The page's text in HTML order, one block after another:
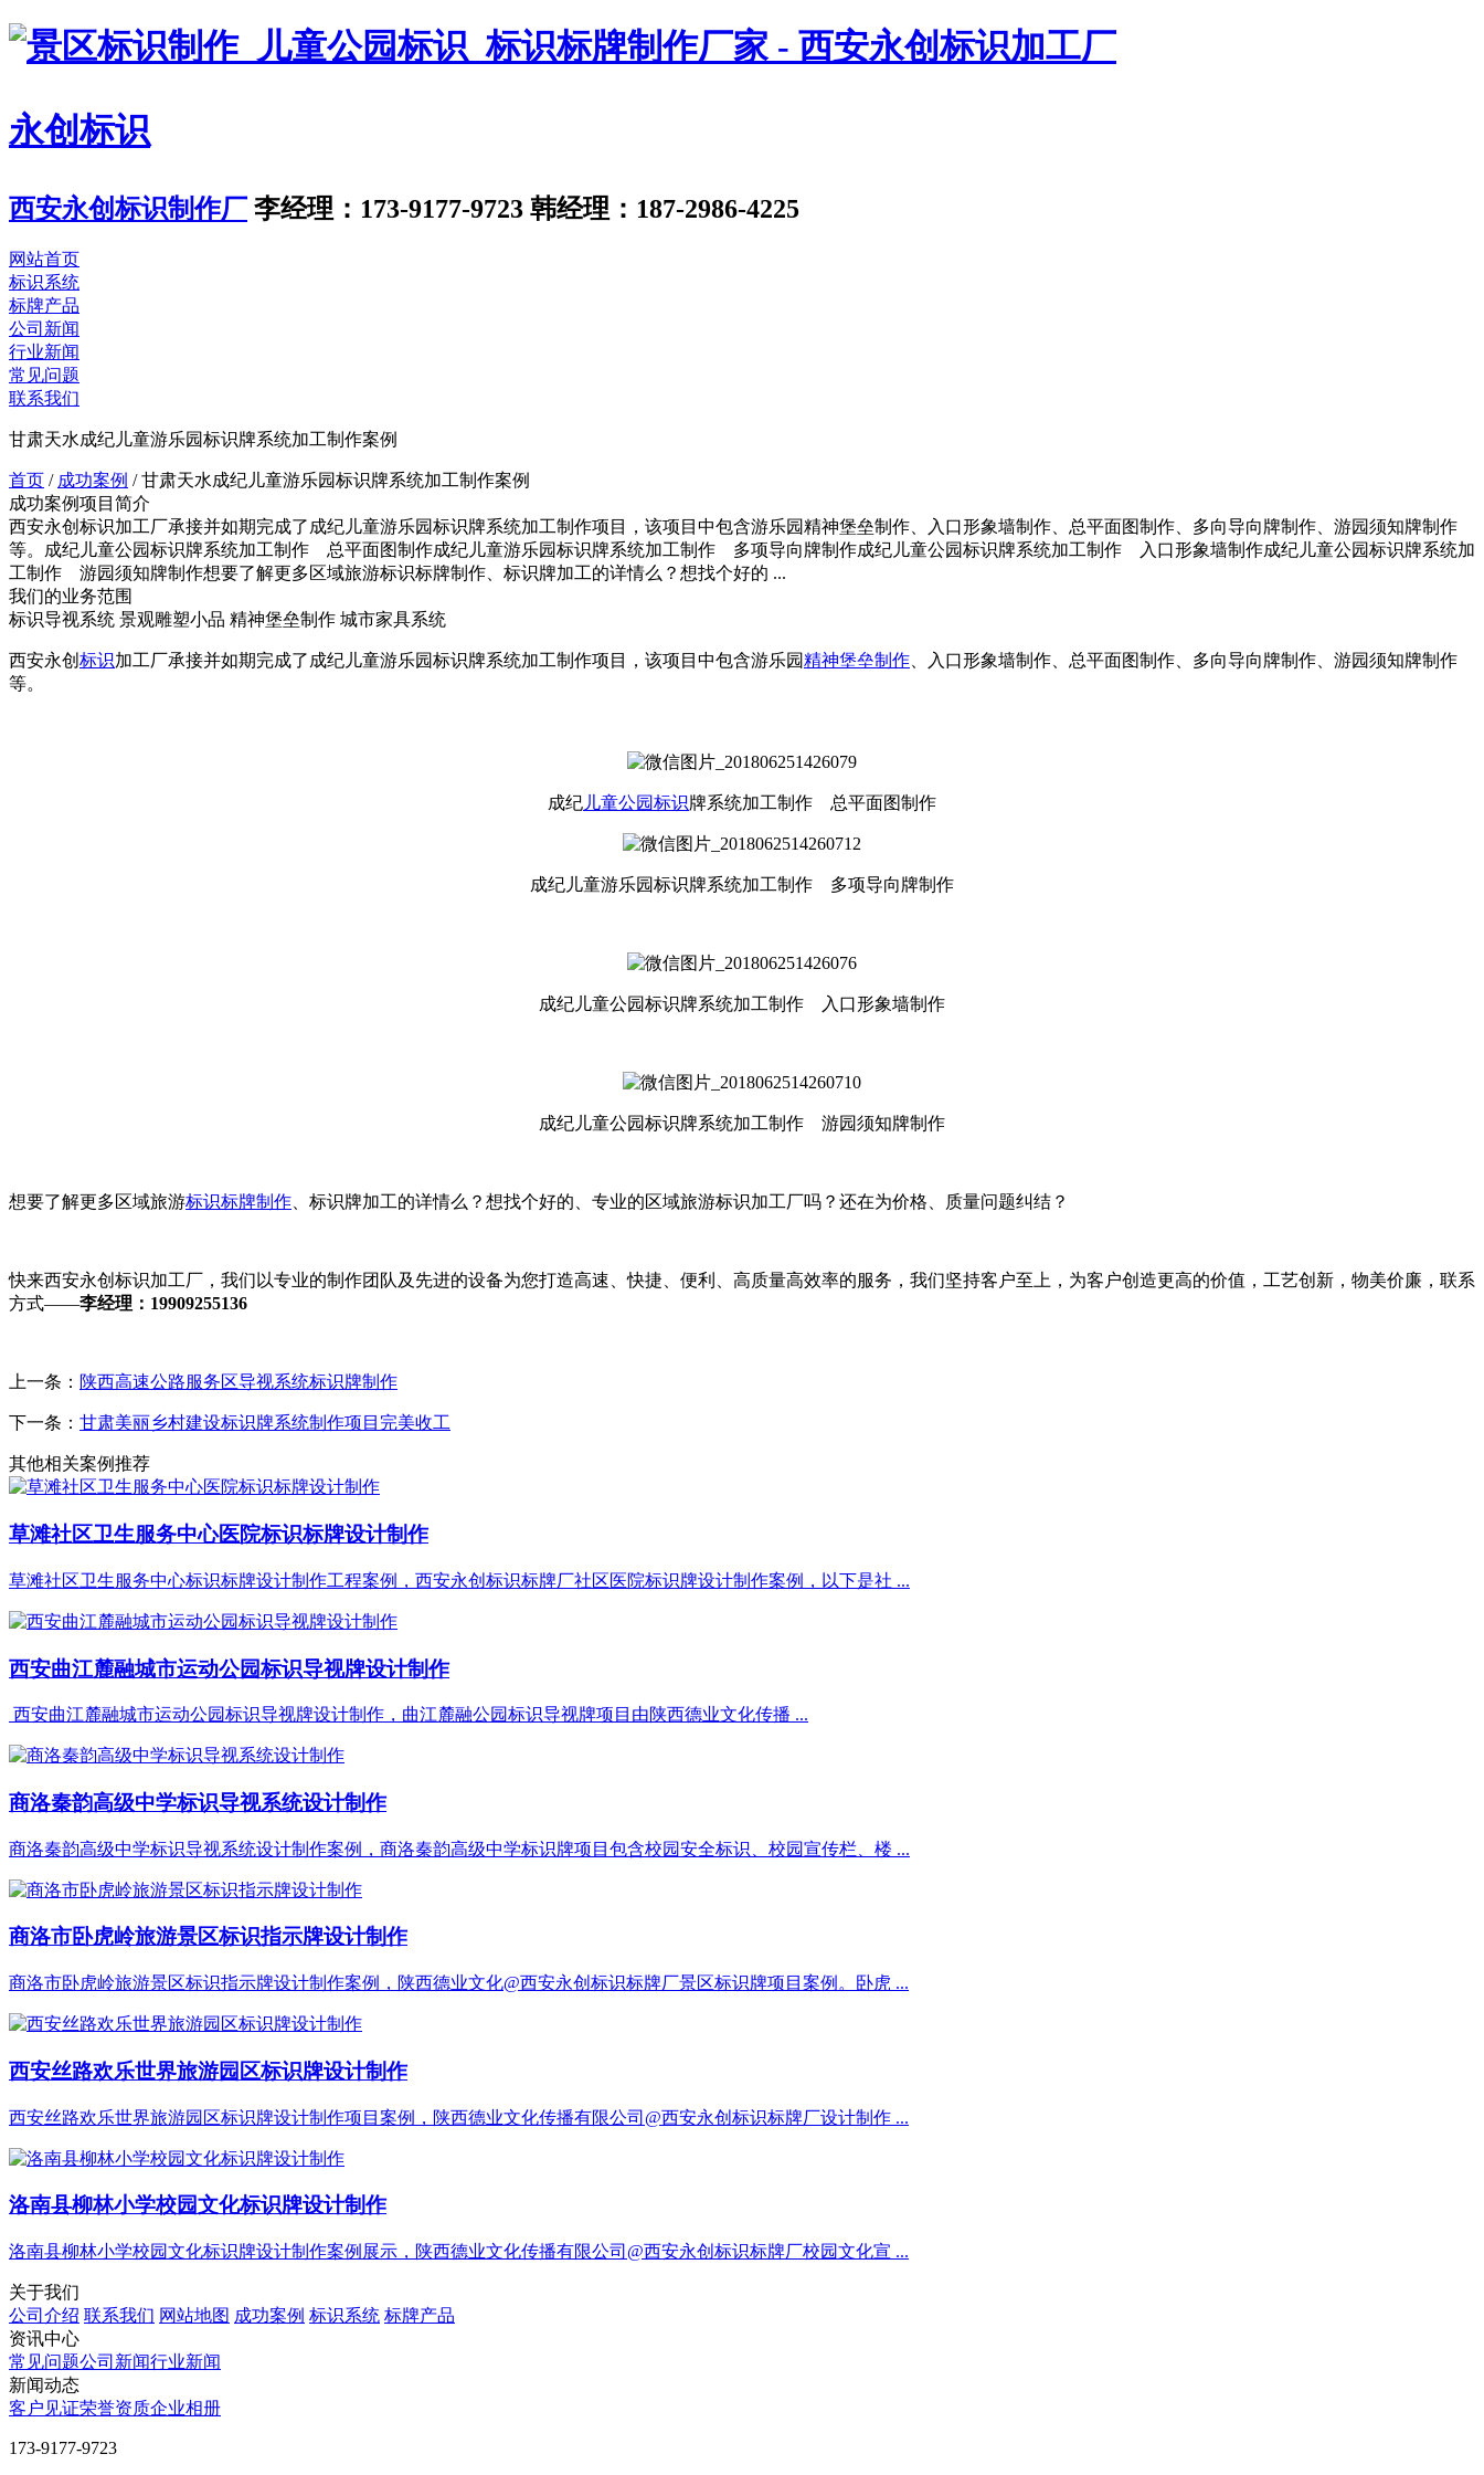
永创标识
西安永创标识制作厂 李经理：173-9177-9723 韩经理：187-2986-4225
网站首页
标识系统
标牌产品
公司新闻
行业新闻
常见问题
联系我们
甘肃天水成纪儿童游乐园标识牌系统加工制作案例
首页 / 成功案例 /甘肃天水成纪儿童游乐园标识牌系统加工制作案例
成功案例项目简介
西安永创标识加工厂承接并如期完成了成纪儿童游乐园标识牌系统加工制作项目，该项目中包含游乐园精神堡垒制作、入口形象墙制作、总平面图制作、多向导向牌制作、游园须知牌制作
等。成纪儿童公园标识牌系统加工制作 总平面图制作成纪儿童游乐园标识牌系统加工制作 多项导向牌制作成纪儿童公园标识牌系统加工制作 入口形象墙制作成纪儿童公园标识牌系统加
工制作 游园须知牌制作想要了解更多区域旅游标识标牌制作、标识牌加工的详情么？想找个好的 ...
我们的业务范围
标识导视系统 景观雕塑小品 精神堡垒制作 城市家具系统
西安永创 标识加工厂承接并如期完成了成纪儿童游乐园标识牌系统加工制作项目，该项目中包含游乐园精神堡垒制作 、入口形象墙制作、总平面图制作、多向导向牌制作、游园须知牌制作
等。
成纪 儿童公园标识牌系统加工制作 总平面图制作
成纪儿童游乐园标识牌系统加工制作 多项导向牌制作
成纪儿童公园标识牌系统加工制作 入口形象墙制作
成纪儿童公园标识牌系统加工制作 游园须知牌制作
想要了解更多区域旅游标识标牌制作 、标识牌加工的详情么？想找个好的、专业的区域旅游标识加工厂吗？还在为价格、质量问题纠结？
快来西安永创标识加工厂，我们以专业的制作团队及先进的设备为您打造高速、快捷、便利、高质量高效率的服务，我们坚持客户至上，为客户创造更高的价值，工艺创新，物美价廉，联系
方式——李经理：19909255136
上一条： 陕西高速公路服务区导视系统标识牌制作
下一条： 甘肃美丽乡村建设标识牌系统制作项目完美收工
其他相关案例推荐
草滩社区卫生服务中心医院标识标牌设计制作
草滩社区卫生服务中心标识标牌设计制作工程案例，西安永创标识标牌厂社区医院标识牌设计制作案例，以下是社 ...
西安曲江麓融城市运动公园标识导视牌设计制作
西安曲江麓融城市运动公园标识导视牌设计制作，曲江麓融公园标识导视牌项目由陕西德业文化传播 ...
商洛秦韵高级中学标识导视系统设计制作
商洛秦韵高级中学标识导视系统设计制作案例，商洛秦韵高级中学标识牌项目包含校园安全标识、校园宣传栏、楼 ...
商洛市卧虎岭旅游景区标识指示牌设计制作
商洛市卧虎岭旅游景区标识指示牌设计制作案例，陕西德业文化@西安永创标识标牌厂景区标识牌项目案例。卧虎 ...
西安丝路欢乐世界旅游园区标识牌设计制作
西安丝路欢乐世界旅游园区标识牌设计制作项目案例，陕西德业文化传播有限公司@西安永创标识标牌厂设计制作 ...
洛南县柳林小学校园文化标识牌设计制作
洛南县柳林小学校园文化标识牌设计制作案例展示，陕西德业文化传播有限公司@西安永创标识标牌厂校园文化宣 ...
关于我们
公司介绍 联系我们 网站地图 成功案例 标识系统 标牌产品
资讯中心
常见问题公司新闻行业新闻
新闻动态
客户见证荣誉资质企业相册
‭173-9177-9723